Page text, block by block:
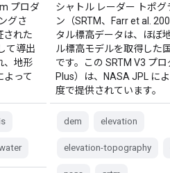
プロダ
グさ
された
て導出
、地形
よって
シャトル レーダー トポグ
ン（SRTM、Farr et al.
タル標高データは、ほぼ
ル標高モデルを取得した
です。この SRTM V3 プ
Plus）は、NASA JPL に
度で提供されています。
dem elevation
elevation-topography